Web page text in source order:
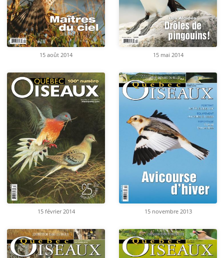
15 août 2014 15 mai 2014
15 février 2014 15 novembre 2013